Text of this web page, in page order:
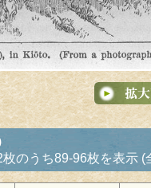
枚のうち89-96枚を表示 (